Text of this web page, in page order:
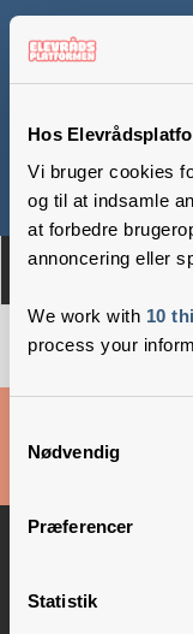
Hos
Vi bruger cookies
og til at indsamle
at forbedre
annoncering eller
We work with 10
process your
Nødvendig
Præferencer
Statistik
Om